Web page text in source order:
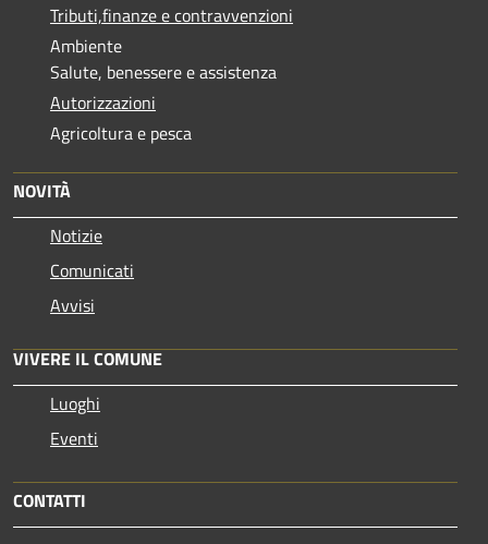
Tributi,finanze e contravvenzioni
Ambiente
Salute, benessere e assistenza
Autorizzazioni
Agricoltura e pesca
NOVITÀ
Notizie
Comunicati
Avvisi
VIVERE IL COMUNE
Luoghi
Eventi
CONTATTI